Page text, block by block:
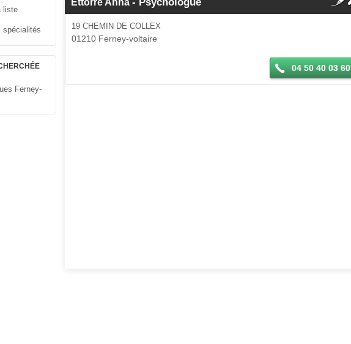
liste
spécialités
Ferney-
19 CHEMIN DE COLLEX
01210 Ferney-voltaire
04 50 40 03 60